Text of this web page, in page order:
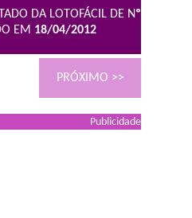
DA LOTOFÁCIL DE Nº
EM 18/04/2012
PRÓXIMO >>
Publicidade